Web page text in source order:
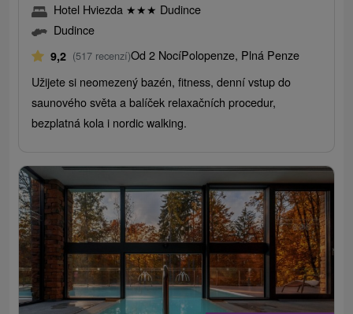
Hotel Hviezda ★★★ Dudince
Dudince
9,2 (517 recenzí)Od 2 NocíPolopenze, Plná Penze
Užijete si neomezený bazén, fitness, denní vstup do
saunového světa a balíček relaxačních procedur,
bezplatná kola i nordic walking.